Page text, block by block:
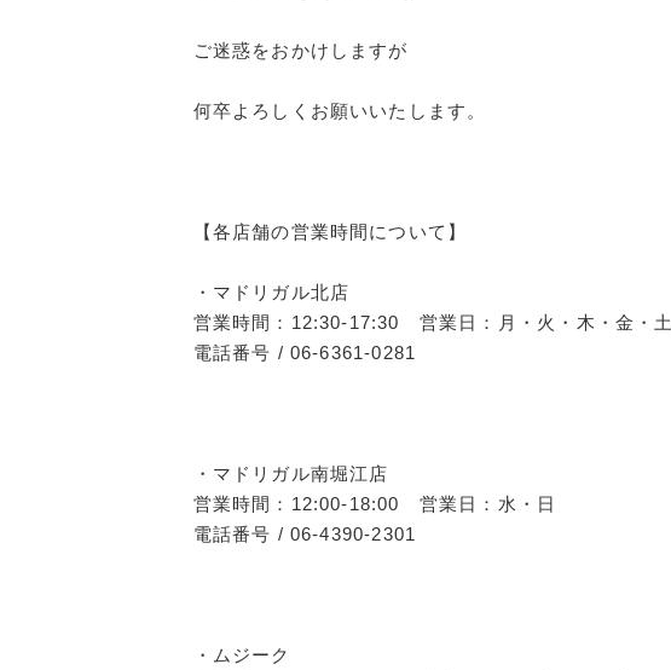
ご迷惑をおかけしますが
何卒よろしくお願いいたします。
【各店舗の営業時間について】
・マドリガル北店
営業時間：12:30-17:30 営業日：月・火・木・金・土
電話番号 / 06-6361-0281
・マドリガル南堀江店
営業時間：12:00-18:00 営業日：水・日
電話番号 / 06-4390-2301
・ムジーク